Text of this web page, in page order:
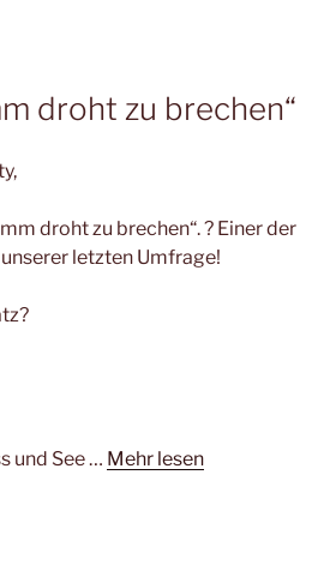
droht zu brechen“
droht zu brechen“. ? Einer der
letzten Umfrage!
und See … Mehr lesen